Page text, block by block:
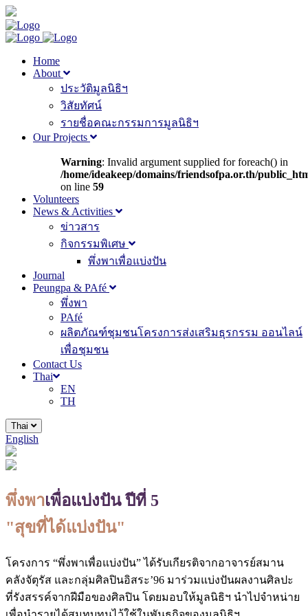
Home
About
ประวัติมูลนิธิฯ
วิสัยทัศน์
รายชื่อคณะกรรมการมูลนิธิฯ
Our Projects
Warning: Invalid argument supplied for foreach() in
/home/ideakeep/domains/friendsofpa.or.th/
on line 59
Volunteers
News & Activities
ข่าวสาร
กิจกรรมพิเศษ
พึ่งพาเพื่อแบ่งปัน
Journal
Peungpa & PAfé
พึ่งพา
PAfé
ผลิตภัณฑ์ชุมชนโครงการส่งเสริมธุรกรรม ออนไลน์
เพื่อชุมชน
Contact Us
Thai
EN
TH
Thai
English
พึ่งพาเพื่อแบ่งปัน ปีที่ 5
"สุขที่ได้แบ่งปัน"
โครงการ “พึ่งพาเพื่อแบ่งปัน” ได้รับเกียรติจากอาจารย์สมาน
คลังจัตุรัส และกลุ่มศิลปินอิสระ’96 มาร่วมแบ่งปันผลงานศิลปะ
ที่รังสรรค์จากฝีมือของศิลปิน โดยมอบให้มูลนิธิฯ นำไปจำหน่าย